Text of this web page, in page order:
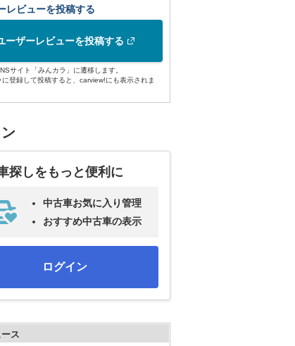
レビューを投稿する
ーザーレビューを投稿する
サイト「みんカラ」に遷移します。
に登録して投稿すると、carview!にも表示されま
探しをもっと便利に
中古車お気に入り管理
おすすめ中古車の表示
ログイン
ス